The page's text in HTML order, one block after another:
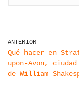
ANTERIOR
Qué hacer en
upon-Avon,
de William